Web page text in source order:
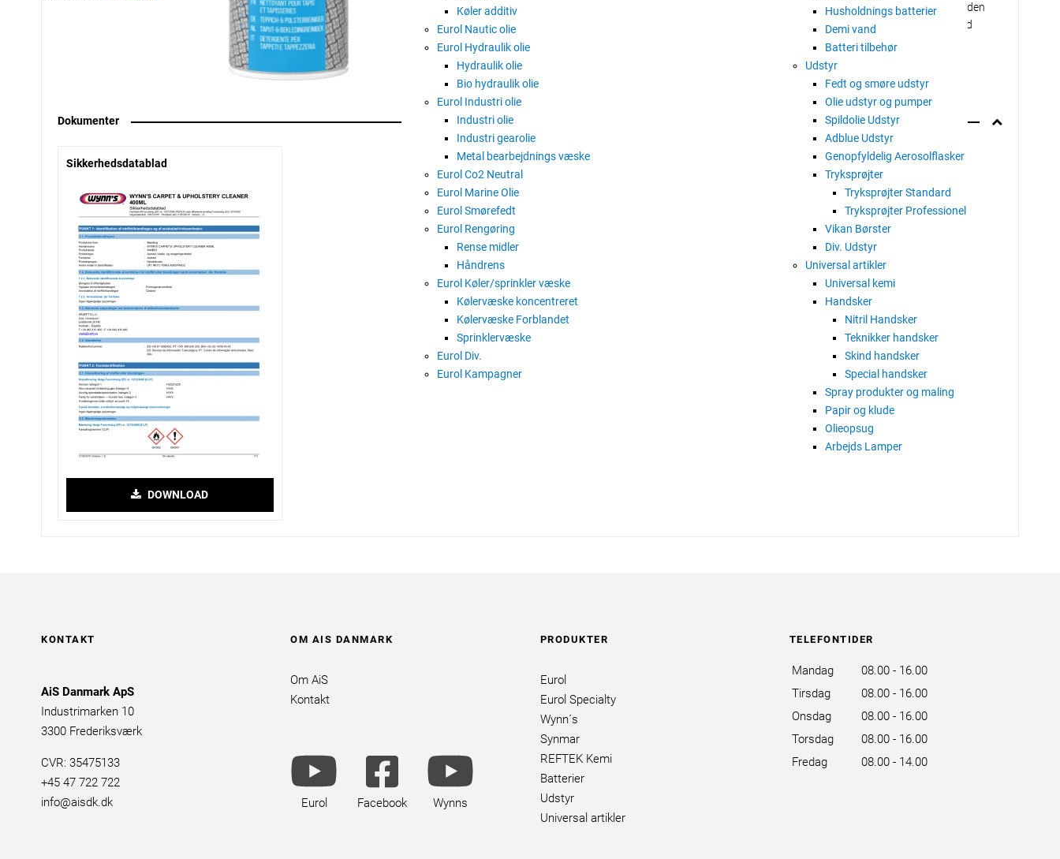
Køler additiv
Eurol Nautic olie
Eurol Hydraulik olie
Hydraulik olie
Bio hydraulik olie
Eurol Industri olie
Industri olie
Industri gearolie
Metal bearbejdnings væske
Eurol Co2 Neutral
Eurol Marine Olie
Eurol Smørefedt
Eurol Rengøring
Rense midler
Håndrens
Eurol Køler/sprinkler væske
Kølervæske koncentreret
Kølervæske Forblandet
Sprinklervæske
Eurol Div.
Eurol Kampagner
Husholdnings batterier
Demi vand
Batteri tilbehør
Udstyr
Fedt og smøre udstyr
Olie udstyr og pumper
Spildolie Udstyr
Adblue Udstyr
Genopfyldelig Aerosolflasker
Tryksprøjter
Tryksprøjter Standard
Tryksprøjter Professionel
Vikan Børster
Div. Udstyr
Universal artikler
Universal kemi
Handsker
Nitril Handsker
Teknikker handsker
Skind handsker
Special handsker
Spray produkter og maling
Papir og klude
Olieopsug
Arbejds Lamper
Ryst godt før brug. Spray produktet på overfladen og fordel let med en tør klud eller med den
børste, der følger med produktet. Ved kraftigt snavs børst overfladen med et vist tryk. Lad
produktet trække i 1 eller 2 minutter. Tør skum af med en tør klud eller støvsuger. Gentag
processen, hvis der observeres vedvarende snavs efter den første rengøring.
Dokumenter
Sikkerhedsdatablad
DOWNLOAD
KONTAKT
AiS Danmark ApS
Industrimarken 10
3300 Frederiksværk
CVR: 35475133
+45 47 722 722
info@aisdk.dk
OM AIS DANMARK
Om AiS
Kontakt
youtube
brands
Eurol
facebook
square
brands
Facebook
brands
Wynns
PRODUKTER
Eurol
Eurol Specialty
Wynn´s
Synmar
REFTEK Kemi
Batterier
Udstyr
Universal artikler
TELEFONTIDER
Mandag
08.00 - 16.00
Tirsdag
08.00 - 16.00
Onsdag
08.00 - 16.00
Torsdag
08.00 - 16.00
Fredag
08.00 - 14.00